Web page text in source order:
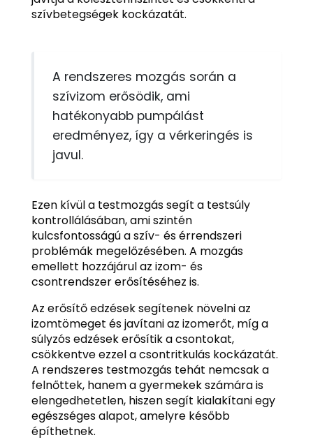
szívbetegségek kockázatát.
A rendszeres mozgás során a
szívizom erősödik, ami
hatékonyabb pumpálást
eredményez, így a vérkeringés is
javul.
Ezen kívül a testmozgás segít a testsúly
kontrollálásában, ami szintén
kulcsfontosságú a szív- és érrendszeri
problémák megelőzésében. A mozgás
emellett hozzájárul az izom- és
csontrendszer erősítéséhez is.
Az erősítő edzések segítenek növelni az
izomtömeget és javítani az izomerőt, míg a
súlyzós edzések erősítik a csontokat,
csökkentve ezzel a csontritkulás kockázatát.
A rendszeres testmozgás tehát nemcsak a
felnőttek, hanem a gyermekek számára is
elengedhetetlen, hiszen segít kialakítani egy
egészséges alapot, amelyre később
építhetnek.